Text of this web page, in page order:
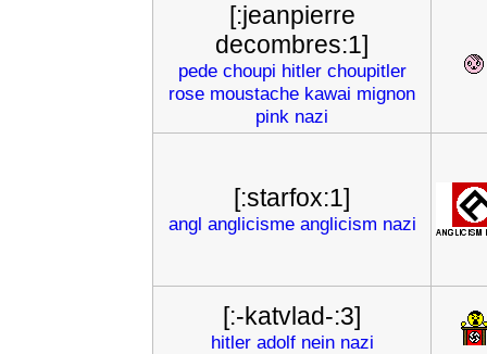
[:jeanpierre
decombres:1]
pede choupi hitler choupitler
rose moustache kawai mignon
pink nazi
[:starfox:1]
angl anglicisme anglicism nazi
[:-katvlad-:3]
hitler adolf nein nazi